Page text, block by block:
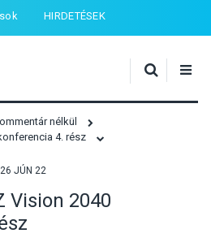
HIRDETÉSEK
nélkül
4. rész
JÚN 22
Vision 2040